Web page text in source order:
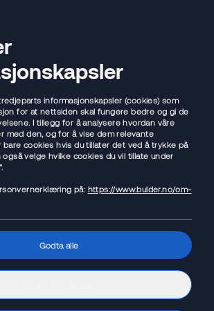
og ungdomskonto
ungdomskonto
Ung med4.00% rente fra første krone
informasjonskapsler (cookies) som
for at nettsiden skal fungere bedre og gi de
I tillegg for å analysere hvordan våre
med den, og for å vise dem relevante
bare cookies hvis du tillater det ved å trykke på
også velge hvilke cookies du vil tillate under
på: https://www.bulder.no/om-
Godta alle